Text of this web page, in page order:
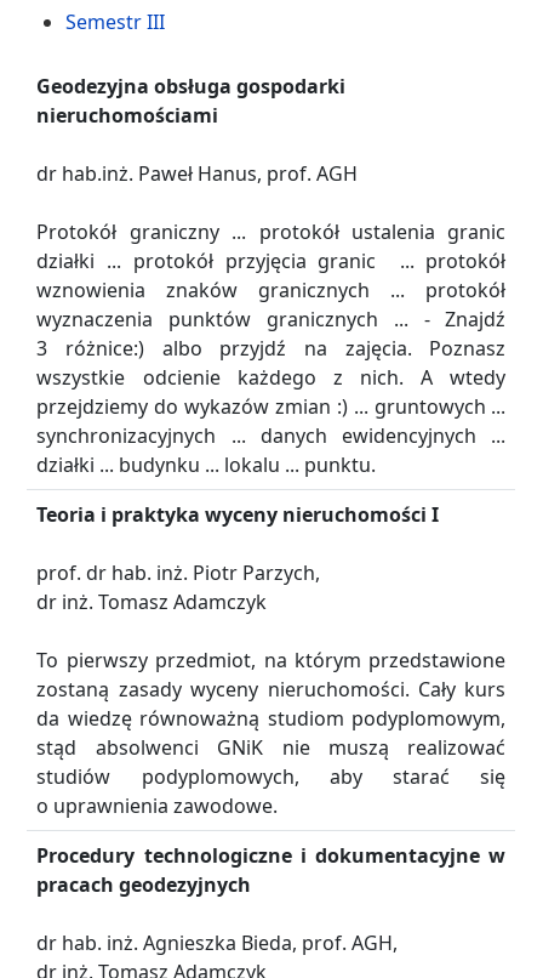
Semestr III
Geodezyjna obsługa gospodarki
nieruchomościami
dr hab.inż. Paweł Hanus, prof. AGH
Protokół graniczny ... protokół ustalenia granic
działki ... protokół przyjęcia granic ... protokół
wznowienia znaków granicznych ... protokół
wyznaczenia punktów granicznych ... - Znajdź
3 różnice:) albo przyjdź na zajęcia. Poznasz
wszystkie odcienie każdego z nich. A wtedy
przejdziemy do wykazów zmian :) ... gruntowych ...
synchronizacyjnych ... danych ewidencyjnych ...
działki ... budynku ... lokalu ... punktu.
Teoria i praktyka wyceny nieruchomości I
prof. dr hab. inż. Piotr Parzych,
dr inż. Tomasz Adamczyk
To pierwszy przedmiot, na którym przedstawione
zostaną zasady wyceny nieruchomości. Cały kurs
da wiedzę równoważną studiom podyplomowym,
stąd absolwenci GNiK nie muszą realizować
studiów podyplomowych, aby starać się
o uprawnienia zawodowe.
Procedury technologiczne i dokumentacyjne w
pracach geodezyjnych
dr hab. inż. Agnieszka Bieda, prof. AGH,
dr inż. Tomasz Adamczyk